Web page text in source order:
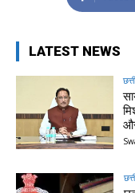
LATEST NEWS